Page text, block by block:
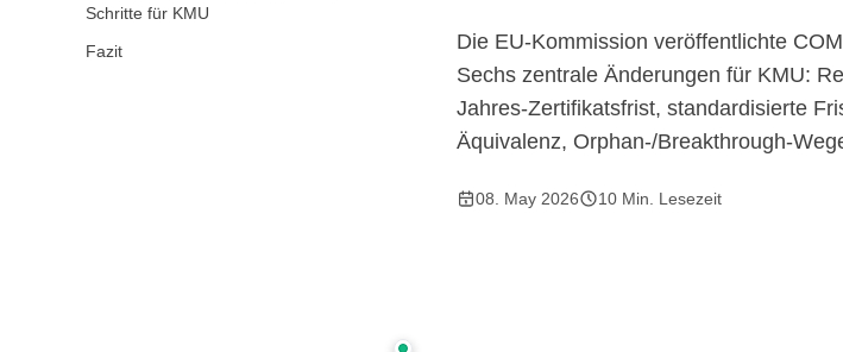
Schritte für KMU
Fazit
Die EU-Kommission veröffentlichte
Sechs zentrale Änderungen für KMU:
Jahres-Zertifikatsfrist, standardisierte
Äquivalenz, Orphan-/Breakthrough-
08. May 2026 10 Min. Lesezeit